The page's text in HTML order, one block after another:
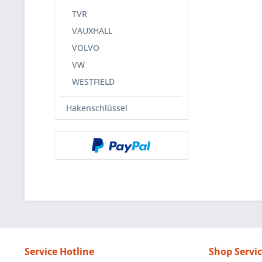
TVR
VAUXHALL
VOLVO
VW
WESTFIELD
Hakenschlüssel
Service Hotline Shop